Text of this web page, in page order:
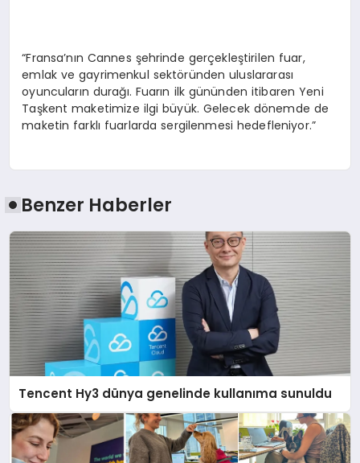
“Fransa’nın Cannes şehrinde gerçekleştirilen fuar,
emlak ve gayrimenkul sektöründen uluslararası
oyuncuların durağı. Fuarın ilk gününden itibaren Yeni
Taşkent maketimize ilgi büyük. Gelecek dönemde de
maketin farklı fuarlarda sergilenmesi hedefleniyor.”
Benzer Haberler
Tencent Hy3 dünya genelinde kullanıma sunuldu